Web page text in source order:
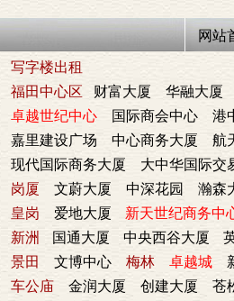
网站
写字楼出租
福田中心区
财富大厦 华融大厦
卓越世纪中心
国际商会中心 港
嘉里建设广场
中心商务大厦 航
现代国际商务大厦
大中华国际交
岗厦
文蔚大厦 中深花园 瀚森
皇岗
爱地大厦 新天世纪商务中
新洲
国通大厦 中央西谷大厦
景田
文博中心 梅林 卓越城
车公庙
金润大厦 创建大厦 苍